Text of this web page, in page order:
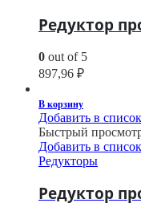
Редуктор
0 out of 5
897,96 ₽
В корзину
Добавить в
Быстрый
Добавить в
Редукторы
Редуктор